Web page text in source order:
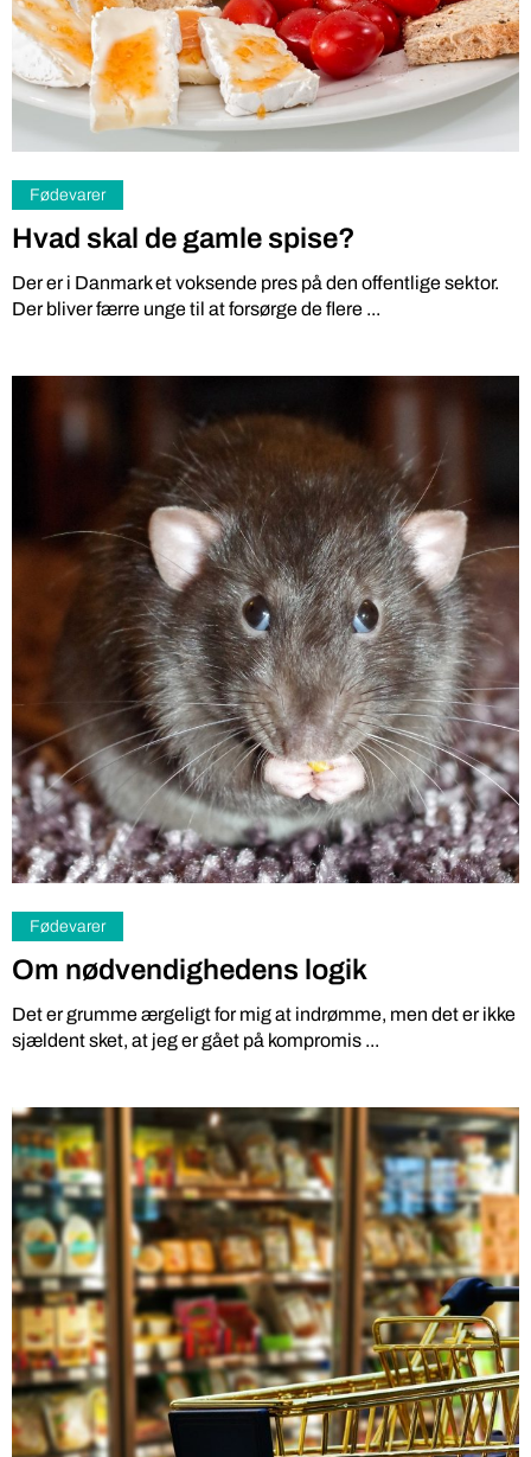
Fødevarer
Hvad skal de gamle spise?
Der er i Danmark et voksende pres på den offentlige sektor.
Der bliver færre unge til at forsørge de flere ...
Fødevarer
Om nødvendighedens logik
Det er grumme ærgeligt for mig at indrømme, men det er ikke
sjældent sket, at jeg er gået på kompromis ...